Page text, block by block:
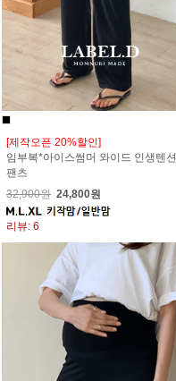
[제작오픈 20%할인]
임부복*아이스썸머 와이드 인생텐션
팬츠
32,900원 24,800원
리뷰: 6